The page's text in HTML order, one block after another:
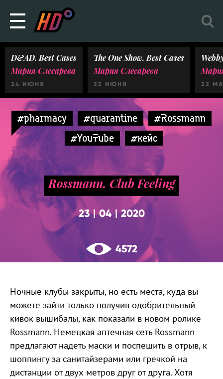
D&AD. Best Cases
Мария Слесарева
24 ИЮНЯ
The One Show. Best Cases
Мария Слесарева
22 ИЮНЯ 22
#pharmacy #quarantine
#Rossmann
#YouTube
#кейс
Rossmann. Club Feeling
23|04|2020
4572
Ночные клубы закрыты, но есть места, куда вы
можете зайти только получив одобрительный
кивок вышибалы, как показали в новом ролике
Rossmann. Немецкая аптечная сеть Rossmann
предлагают надеть маски и поспешить в отрыв, к
шоппингу за санитайзерами или гречкой на
дистанции от двух метров друг от друга. Хотя